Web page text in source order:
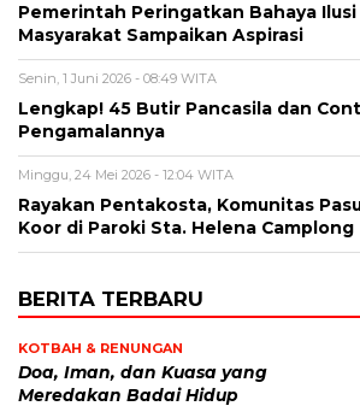
Pemerintah Peringatkan Bahaya
Masyarakat Sampaikan Aspirasi
Senin, 1 Juni 2026 - 08:49 WITA
Lengkap! 45 Butir Pancasila dan
Pengamalannya
Minggu, 24 Mei 2026 - 12:04 WITA
Rayakan Pentakosta, Komunitas
Koor di Paroki Sta. Helena Camplong
BERITA TERBARU
KOTBAH & RENUNGAN
​Doa, Iman, dan Kuasa yang
Meredakan Badai Hidup